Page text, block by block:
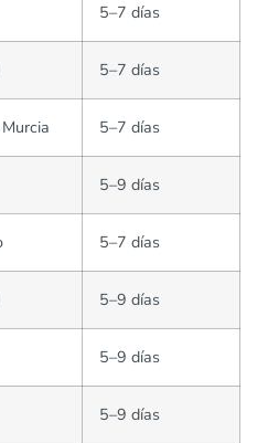
5–7 días
5–7 días
5–7 días
5–9 días
5–7 días
5–9 días
5–9 días
5–9 días